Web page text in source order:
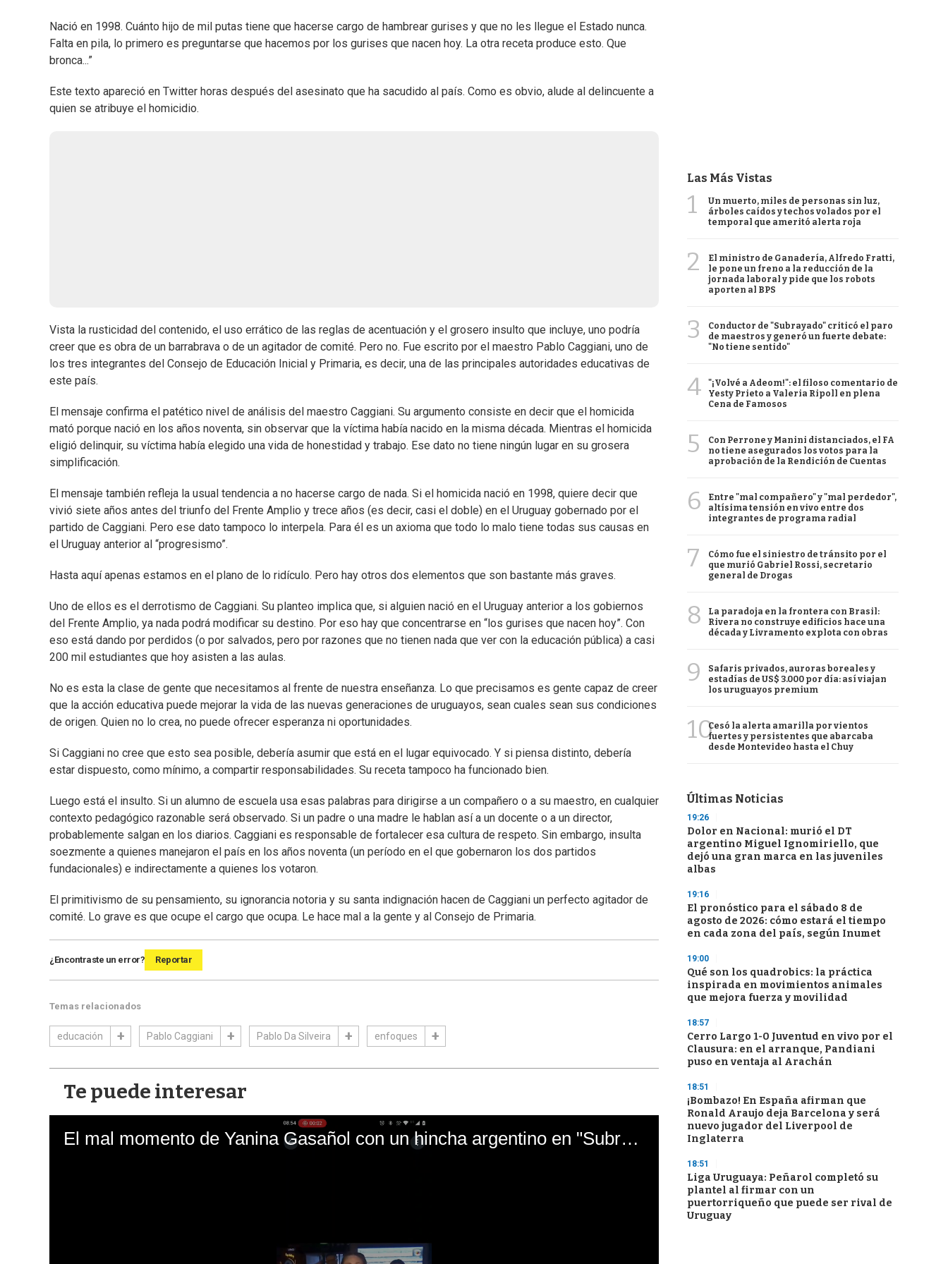
Nació en 1998. Cuánto hijo de mil putas tiene que hacerse cargo de hambrear gurises y que no les llegue el Estado nunca.
Falta en pila, lo primero es preguntarse que hacemos por los gurises que nacen hoy. La otra receta produce esto. Que
bronca...”
Este texto apareció en Twitter horas después del asesinato que ha sacudido al país. Como es obvio, alude al delincuente a
quien se atribuye el homicidio.
Vista la rusticidad del contenido, el uso errático de las reglas de acentuación y el grosero insulto que incluye, uno podría
creer que es obra de un barrabrava o de un agitador de comité. Pero no. Fue escrito por el maestro Pablo Caggiani, uno de
los tres integrantes del Consejo de Educación Inicial y Primaria, es decir, una de las principales autoridades educativas de
este país.
El mensaje confirma el patético nivel de análisis del maestro Caggiani. Su argumento consiste en decir que el homicida
mató porque nació en los años noventa, sin observar que la víctima había nacido en la misma década. Mientras el homicida
eligió delinquir, su víctima había elegido una vida de honestidad y trabajo. Ese dato no tiene ningún lugar en su grosera
simplificación.
El mensaje también refleja la usual tendencia a no hacerse cargo de nada. Si el homicida nació en 1998, quiere decir que
vivió siete años antes del triunfo del Frente Amplio y trece años (es decir, casi el doble) en el Uruguay gobernado por el
partido de Caggiani. Pero ese dato tampoco lo interpela. Para él es un axioma que todo lo malo tiene todas sus causas en
el Uruguay anterior al “progresismo”.
Hasta aquí apenas estamos en el plano de lo ridículo. Pero hay otros dos elementos que son bastante más graves.
Uno de ellos es el derrotismo de Caggiani. Su planteo implica que, si alguien nació en el Uruguay anterior a los gobiernos
del Frente Amplio, ya nada podrá modificar su destino. Por eso hay que concentrarse en “los gurises que nacen hoy”. Con
eso está dando por perdidos (o por salvados, pero por razones que no tienen nada que ver con la educación pública) a casi
200 mil estudiantes que hoy asisten a las aulas.
No es esta la clase de gente que necesitamos al frente de nuestra enseñanza. Lo que precisamos es gente capaz de creer
que la acción educativa puede mejorar la vida de las nuevas generaciones de uruguayos, sean cuales sean sus condiciones
de origen. Quien no lo crea, no puede ofrecer esperanza ni oportunidades.
Si Caggiani no cree que esto sea posible, debería asumir que está en el lugar equivocado. Y si piensa distinto, debería
estar dispuesto, como mínimo, a compartir responsabilidades. Su receta tampoco ha funcionado bien.
Luego está el insulto. Si un alumno de escuela usa esas palabras para dirigirse a un compañero o a su maestro, en cualquier
contexto pedagógico razonable será observado. Si un padre o una madre le hablan así a un docente o a un director,
probablemente salgan en los diarios. Caggiani es responsable de fortalecer esa cultura de respeto. Sin embargo, insulta
soezmente a quienes manejaron el país en los años noventa (un período en el que gobernaron los dos partidos
fundacionales) e indirectamente a quienes los votaron.
El primitivismo de su pensamiento, su ignorancia notoria y su santa indignación hacen de Caggiani un perfecto agitador de
comité. Lo grave es que ocupe el cargo que ocupa. Le hace mal a la gente y al Consejo de Primaria.
¿Encontraste un error? Reportar
Temas relacionados
educación Pablo Caggiani Pablo Da Silveira enfoques
Te puede interesar
El mal momento de Yanina Gasañol con un hincha argentino en "Subrayado"
Las Más Vistas
1
Un muerto, miles de personas sin luz,
árboles caídos y techos volados por el
temporal que ameritó alerta roja
2
El ministro de Ganadería, Alfredo Fratti,
le pone un freno a la reducción de la
jornada laboral y pide que los robots
aporten al BPS
3
Conductor de "Subrayado" criticó el paro
de maestros y generó un fuerte debate:
"No tiene sentido"
4
"¡Volvé a Adeom!": el filoso comentario de
Yesty Prieto a Valeria Ripoll en plena
Cena de Famosos
5
Con Perrone y Manini distanciados, el FA
no tiene asegurados los votos para la
aprobación de la Rendición de Cuentas
6
Entre "mal compañero" y "mal perdedor",
altísima tensión en vivo entre dos
integrantes de programa radial
7
Cómo fue el siniestro de tránsito por el
que murió Gabriel Rossi, secretario
general de Drogas
8
La paradoja en la frontera con Brasil:
Rivera no construye edificios hace una
década y Livramento explota con obras
9
Safaris privados, auroras boreales y
estadías de US$ 3.000 por día: así viajan
los uruguayos premium
10Cesó la alerta amarilla por vientos
fuertes y persistentes que abarcaba
desde Montevideo hasta el Chuy
Últimas Noticias
19:26
Dolor en Nacional: murió el DT
argentino Miguel Ignomiriello, que
dejó una gran marca en las juveniles
albas
19:16
El pronóstico para el sábado 8 de
agosto de 2026: cómo estará el tiempo
en cada zona del país, según Inumet
19:00
Qué son los quadrobics: la práctica
inspirada en movimientos animales
que mejora fuerza y movilidad
18:57
Cerro Largo 1-0 Juventud en vivo por el
Clausura: en el arranque, Pandiani
puso en ventaja al Arachán
18:51
¡Bombazo! En España afirman que
Ronald Araujo deja Barcelona y será
nuevo jugador del Liverpool de
Inglaterra
18:51
Liga Uruguaya: Peñarol completó su
plantel al firmar con un
puertorriqueño que puede ser rival de
Uruguay